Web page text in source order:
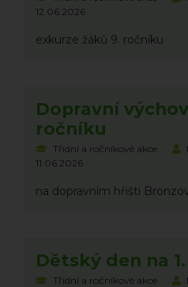
12.06.2026
exkurze žáků 9. ročníku
Dopravní
ročníku
Třídní a ročníkové akce
11.06.2026
na dopravním hřišti
Dětský den na
Třídní a ročníkové akce